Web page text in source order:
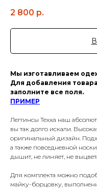
2 800 р.
Мы изготавливаем
Для добавления
заполните все поля.
ПРИМЕР
Леггинсы Texxa наш
вы так долго искали.
оригинальный дизайн.
а также повседневной
дышит, не линяет, не
Для комплекта можно
майку-борцовку,